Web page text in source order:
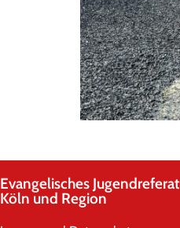
Evangelisches Jugendreferat
Köln und Region